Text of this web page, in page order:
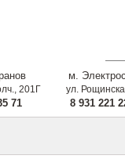
201Г
71
м.
ул.
8 931 221